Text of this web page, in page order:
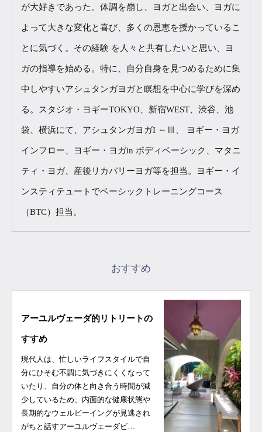
が大好きであった。体調を崩し、ヨガと出会い、ヨガに
よって大きな変化と喜び、多くの恩恵を授かっているこ
とに気づく。その経験 を人々と共有したいと思い、ヨ
ガの指導を始める。特に、自分自身を見つめるために集
中しやすいアシュタンガヨガと瞑想を中心に学びを深め
る。スタジオ・ヨギーTOKYO、新宿WEST、渋谷、池
袋、横浜にて、アシュタンガヨガI ～Ⅲ、 ヨギー・ヨガ
インフロー、ヨギー・ヨガin ボディベーシック、マタニ
ティ・ヨガ、産後リカバリーヨガ等を担当。ヨギー・イ
ンスティテュートでベーシックトレーニングコース
（BTC）担当。
おすすめ
アーユルヴェーダ的リトリートの
すすめ
現代人は、忙しいライフスタイルで自
分にひそむ不調に気づきにくくなって
いたり、自分の体と向き合う時間が減
少しているため、内面的な健康状態や
長期的なウェルビーイングが見逃され
がちと話すアーユルヴェーダビ…